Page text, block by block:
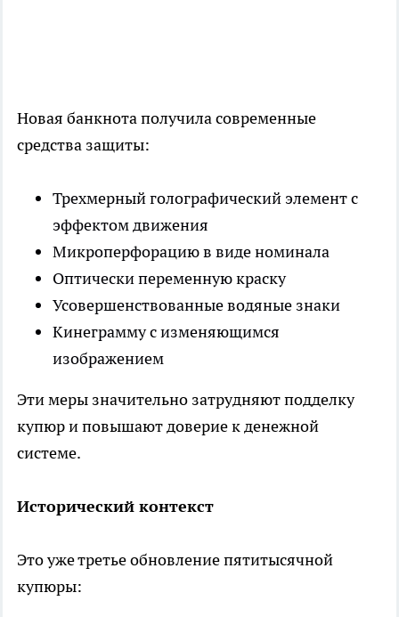
Новая банкнота получила современные
средства защиты:
Трехмерный голографический элемент с
эффектом движения
Микроперфорацию в виде номинала
Оптически переменную краску
Усовершенствованные водяные знаки
Кинеграмму с изменяющимся
изображением
Эти меры значительно затрудняют подделку
купюр и повышают доверие к денежной
системе.
Исторический контекст
Это уже третье обновление пятитысячной
купюры: